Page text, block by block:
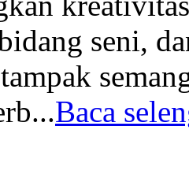
seni,
Baca